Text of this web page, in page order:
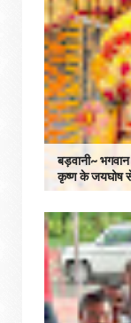
बड़वानी~
कृष्ण के जयघोष